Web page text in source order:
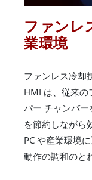
ファンレ
業環境
ファンレス冷却
HMI は、従来の
パー チャンバ
を節約しながら
PC や産業環境
動作の調和のと